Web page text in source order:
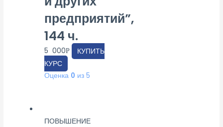
предприятий”,
144 ч.
5 000Р
КУПИТЬ
КУРС
Оценка 0 из 5
ПОВЫШЕНИЕ